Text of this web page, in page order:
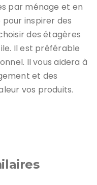
par ménage et en
inspirer des
des étagères
Il est préférable
Il vous aidera à
et des
vos produits.